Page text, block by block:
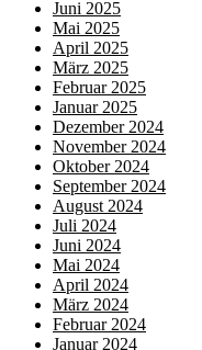
Juni 2025
Mai 2025
April 2025
März 2025
Februar 2025
Januar 2025
Dezember 2024
November 2024
Oktober 2024
September 2024
August 2024
Juli 2024
Juni 2024
Mai 2024
April 2024
März 2024
Februar 2024
Januar 2024